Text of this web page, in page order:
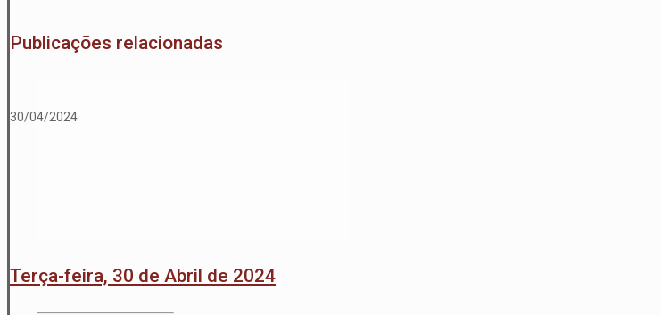
Publicações relacionadas
30/04/2024
Terça-feira, 30 de Abril de 2024